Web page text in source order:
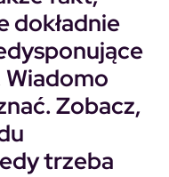
dokładnie
Zobacz,
trzeba